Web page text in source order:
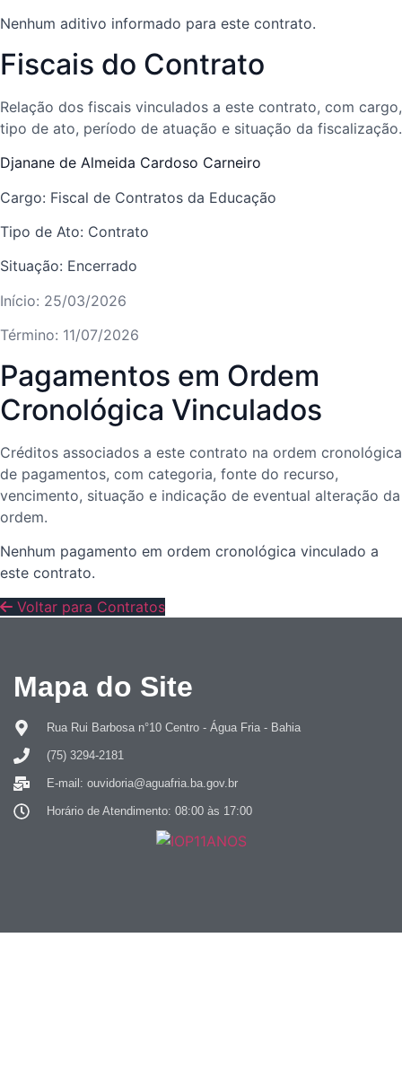
Nenhum aditivo informado para este contrato.
Fiscais do Contrato
Relação dos fiscais vinculados a este contrato, com cargo,
tipo de ato, período de atuação e situação da fiscalização.
Djanane de Almeida Cardoso Carneiro
Cargo: Fiscal de Contratos da Educação
Tipo de Ato: Contrato
Situação: Encerrado
Início: 25/03/2026
Término: 11/07/2026
Pagamentos em Ordem
Cronológica Vinculados
Créditos associados a este contrato na ordem cronológica
de pagamentos, com categoria, fonte do recurso,
vencimento, situação e indicação de eventual alteração da
ordem.
Nenhum pagamento em ordem cronológica vinculado a
este contrato.
Voltar para Contratos
Mapa do Site
Rua Rui Barbosa n°10 Centro - Água Fria - Bahia
(75) 3294-2181
E-mail: ouvidoria@aguafria.ba.gov.br
Horário de Atendimento: 08:00 às 17:00